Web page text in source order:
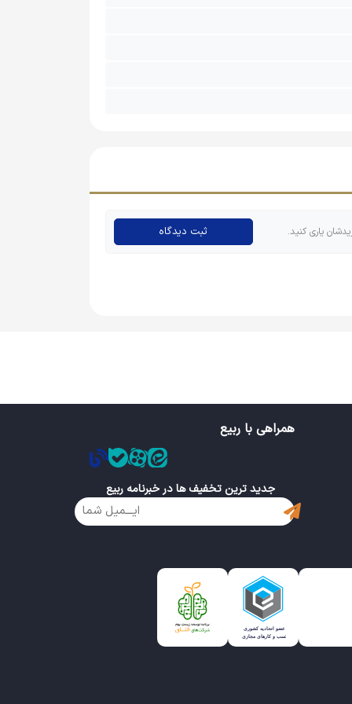
یاری کنید. ثبت دیدگاه
همراهی با ربیع
جدید ترین تخفیف ها در خبرنامه ربیع